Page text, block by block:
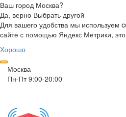
Ваш город Москва?
Да, верно Выбрать другой
Для вашего удобства мы
сайте с помощью Яндекс Метрики,
Хорошо
Москва
Пн-Пт 9:00-20:00